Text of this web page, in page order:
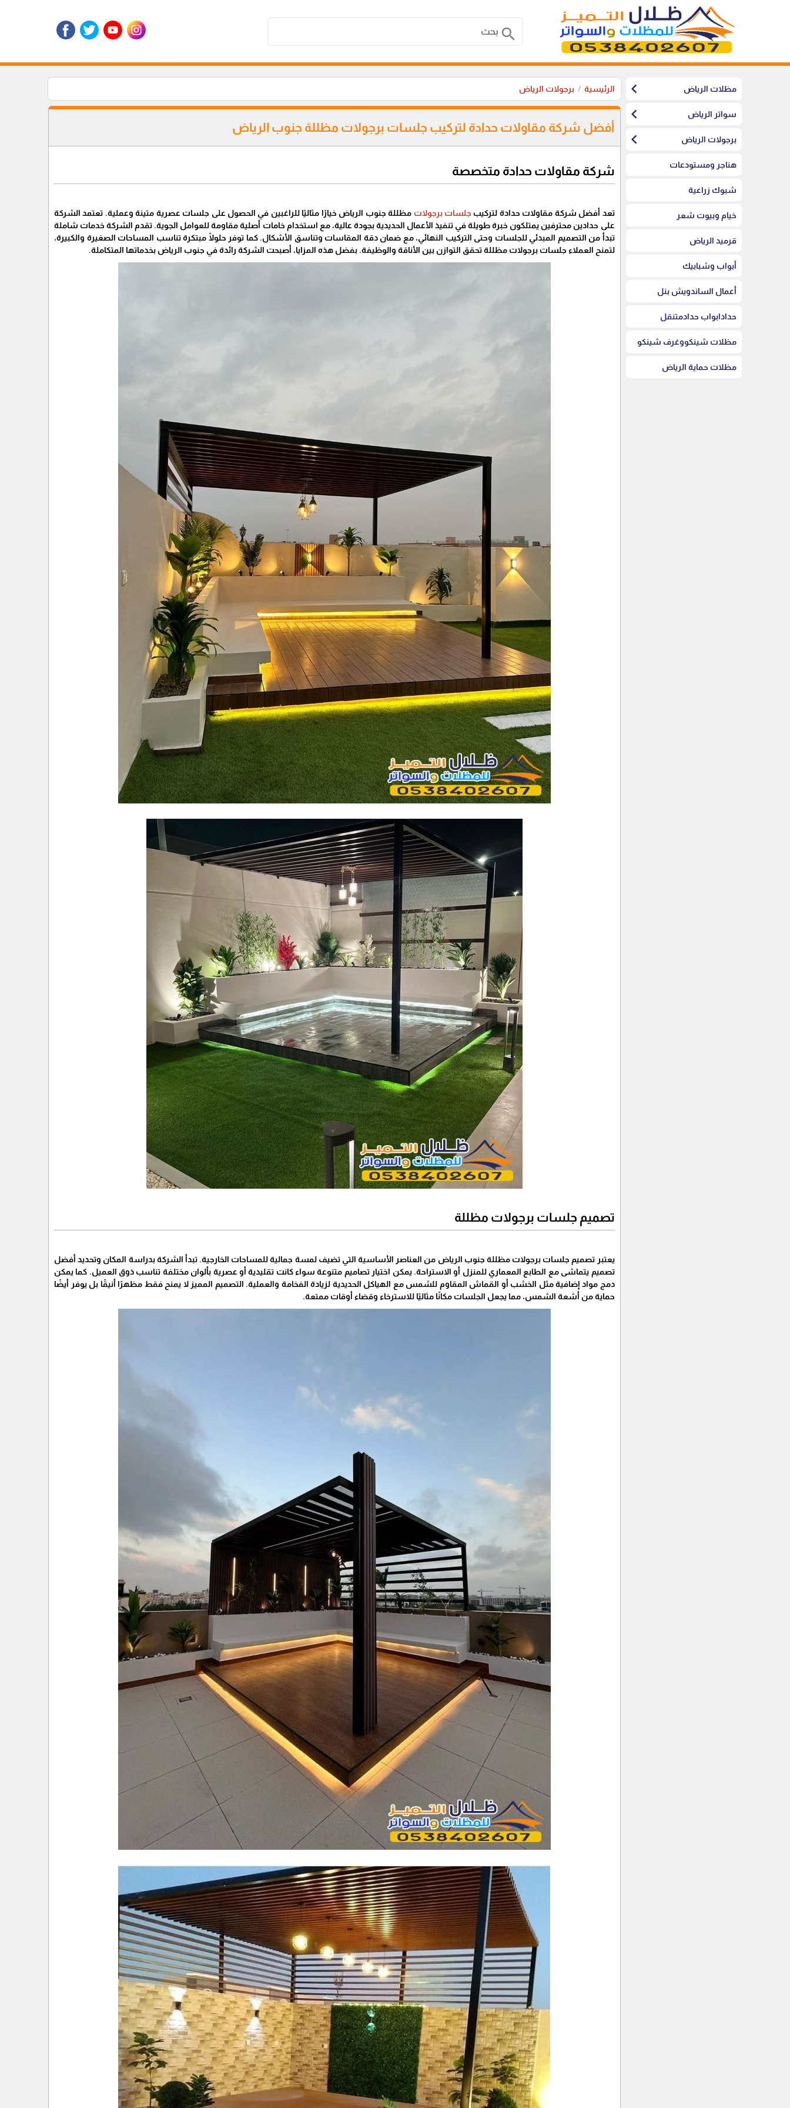
search
مظلات الرياض chevron_left
سواتر الرياض chevron_left
برجولات الرياض chevron_left
هناجر ومستودعات
شبوك زراعية
خيام وبيوت شعر
قرميد الرياض
أبواب وشبابيك
أعمال الساندويش بنل
حدادابواب حدادمتنقل
مظلات شينكووغرف شينكو
مظلات حماية الرياض
الرئيسية برجولات الرياض
أفضل شركة مقاولات حدادة لتركيب جلسات برجولات مظللة جنوب الرياض
شركة مقاولات حدادة متخصصة
تعد أفضل شركة مقاولات حدادة لتركيب جلسات برجولات مظللة جنوب الرياض خيارًا مثاليًا للراغبين في الحصول على جلسات عصرية متينة وعملية. تعتمد الشركة
على حدادين محترفين يمتلكون خبرة طويلة في تنفيذ الأعمال الحديدية بجودة عالية، مع استخدام خامات أصلية مقاومة للعوامل الجوية. تقدم الشركة خدمات شاملة
تبدأ من التصميم المبدئي للجلسات وحتى التركيب النهائي، مع ضمان دقة المقاسات وتناسق الأشكال. كما توفر حلولًا مبتكرة تناسب المساحات الصغيرة والكبيرة،
لتمنح العملاء جلسات برجولات مظللة تحقق التوازن بين الأناقة والوظيفة. بفضل هذه المزايا، أصبحت الشركة رائدة في جنوب الرياض بخدماتها المتكاملة.
تصميم جلسات برجولات مظللة
يعتبر تصميم جلسات برجولات مظللة جنوب الرياض من العناصر الأساسية التي تضيف لمسة جمالية للمساحات الخارجية. تبدأ الشركة بدراسة المكان وتحديد أفضل
تصميم يتماشى مع الطابع المعماري للمنزل أو الاستراحة. يمكن اختيار تصاميم متنوعة سواء كانت تقليدية أو عصرية بألوان مختلفة تناسب ذوق العميل. كما يمكن
دمج مواد إضافية مثل الخشب أو القماش المقاوم للشمس مع الهياكل الحديدية لزيادة الفخامة والعملية. التصميم المميز لا يمنح فقط مظهرًا أنيقًا بل يوفر أيضًا
حماية من أشعة الشمس، مما يجعل الجلسات مكانًا مثاليًا للاسترخاء وقضاء أوقات ممتعة.